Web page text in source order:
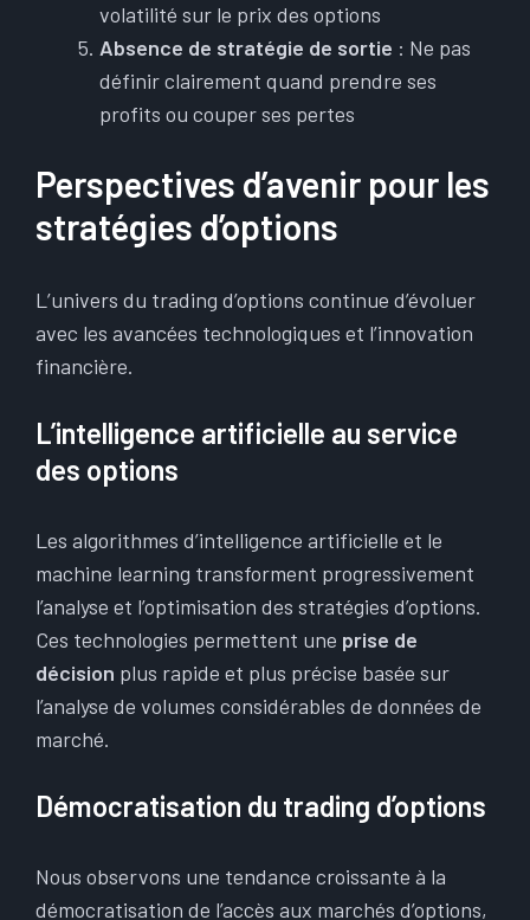
volatilité sur le prix des options
Absence de stratégie de sortie : Ne pas
définir clairement quand prendre ses
profits ou couper ses pertes
Perspectives d’avenir pour les
stratégies d’options
L’univers du trading d’options continue d’évoluer
avec les avancées technologiques et l’innovation
financière.
L’intelligence artificielle au service
des options
Les algorithmes d’intelligence artificielle et le
machine learning transforment progressivement
l’analyse et l’optimisation des stratégies d’options.
Ces technologies permettent une prise de
décision plus rapide et plus précise basée sur
l’analyse de volumes considérables de données de
marché.
Démocratisation du trading d’options
Nous observons une tendance croissante à la
démocratisation de l’accès aux marchés d’options,